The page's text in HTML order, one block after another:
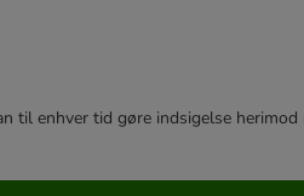
enhver tid gøre indsigelse